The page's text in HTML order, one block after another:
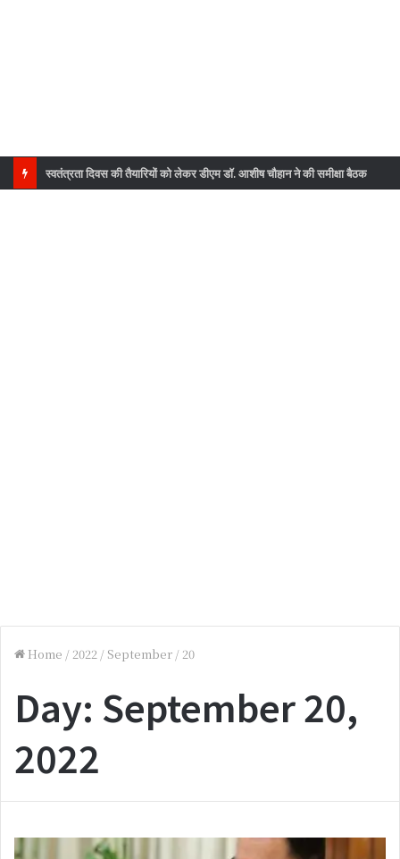
स्वतंत्रता दिवस की तैयारियों को लेकर डीएम डॉ. आशीष चौहान ने की समीक्षा बैठक
Home /2022 / September /20
Day: September 20,
2022